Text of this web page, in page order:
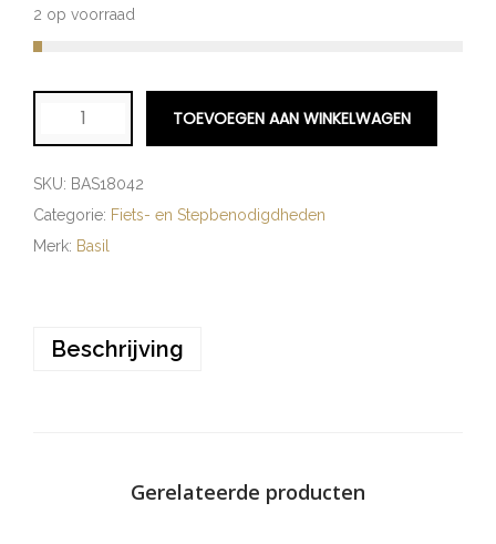
2 op voorraad
TOEVOEGEN AAN WINKELWAGEN
SKU: BAS18042
Categorie: Fiets- en Stepbenodigdheden
Merk: Basil
Beschrijving
Gerelateerde producten